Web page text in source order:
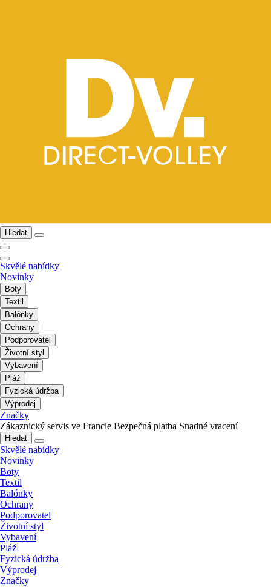
Hledat
Skvělé nabídky
Novinky
Boty
Textil
Balónky
Ochrany
Podporovatel
Životní styl
Vybavení
Pláž
Fyzická údržba
Výprodej
Značky
Zákaznický servis ve Francie Bezpečná platba Snadné vracení
Hledat
Skvělé nabídky
Novinky
Boty
Textil
Balónky
Ochrany
Podporovatel
Životní styl
Vybavení
Pláž
Fyzická údržba
Výprodej
Značky